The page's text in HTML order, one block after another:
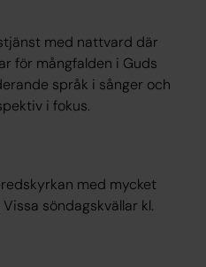
med nattvard där
för mångfalden i Guds
språk i sånger och
i fokus.
med mycket
söndagskvällar kl.